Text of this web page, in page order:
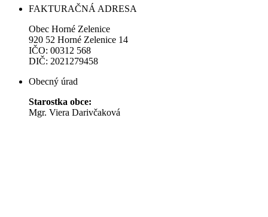
FAKTURAČNÁ ADRESA
Obec Horné Zelenice
920 52 Horné Zelenice 14
IČO: 00312 568
DIČ: 2021279458
Obecný úrad
Starostka obce:
Mgr. Viera Darivčaková